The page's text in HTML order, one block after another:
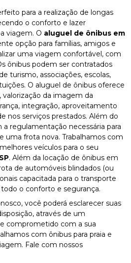
para a realização de longas
o conforto e lazer
viagem. O aluguel de ônibus em
opção para famílias, amigos e
uma viagem confortável, com
ônibus podem ser contratados
turismo, associações, escolas,
O aluguel de ônibus oferece
valorização da imagem da
integração, aproveitamento
nos serviços prestados. Além do
a regulamentação necessária para
uma frota nova. Trabalhamos com
veículos para o seu
. Além da locação de ônibus em
de automóveis blindados (ou
capacitada para o transporte
o conforto e segurança.
você poderá esclarecer suas
através de um
comprometido com a sua
com ônibus para praia e
Fale com nossos